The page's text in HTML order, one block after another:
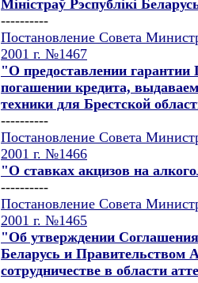
Мiнiстраў Рэспублiкi
----------
Постановление Совета
2001 г. №1467
"О предоставлении гарантии
погашении кредита,
техники для Брестской
----------
Постановление Совета
2001 г. №1466
"О ставках акцизов на
----------
Постановление Совета
2001 г. №1465
"Об утверждении
Беларусь и Правительством
сотрудничестве в области